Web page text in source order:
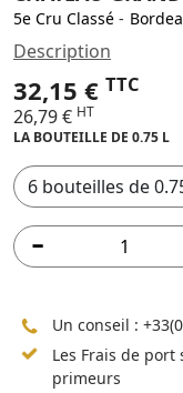
5e Cru Classé -
Description
32,15 € TTC
26,79 € HT
LA BOUTEILLE DE 0.75 L
Un conseil :
Les Frais de
primeurs